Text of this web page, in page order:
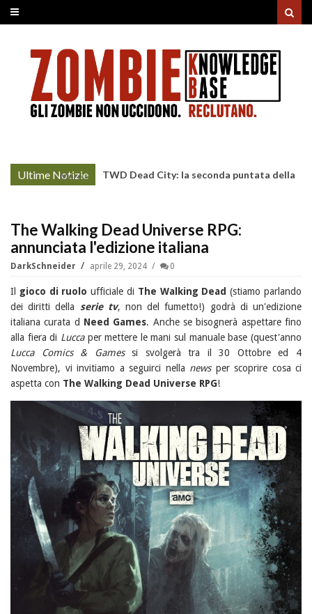
Ultime Notizie
More »
TWD Dead City: la seconda puntata della
The Walking Dead Universe RPG:
annunciata l'edizione italiana
DarkSchneider aprile 29, 2024 0
Il gioco di ruolo ufficiale di The Walking Dead (stiamo parlando
dei diritti della serie tv, non del fumetto!) godrà di un'edizione
italiana curata d Need Games. Anche se bisognerà aspettare fino
alla fiera di Luccaper mettere le mani sul manuale base (quest'anno
Lucca Comics & Gamessi svolgerà tra il 30 Ottobre ed 4
Novembre), vi invitiamo a seguirci nella newsper scoprire cosa ci
aspetta con The Walking Dead Universe RPG!